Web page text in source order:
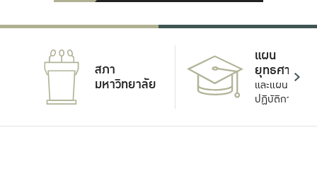
สภา
มหาวิทยาลัย
แผน
ยุทธศาสตร์
และแผน
ปฏิบัติการ